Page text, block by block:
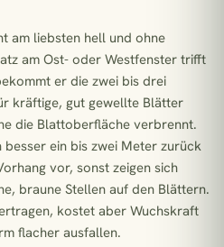
am liebsten hell und ohne
am Ost- oder Westfenster trifft
er die zwei bis drei
kräftige, gut gewellte Blätter
die Blattoberfläche verbrennt.
ein bis zwei Meter zurück
vor, sonst zeigen sich
braune Stellen auf den Blättern.
kostet aber Wuchskraft
flacher ausfallen.